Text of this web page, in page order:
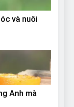
và nuôi
Anh mà